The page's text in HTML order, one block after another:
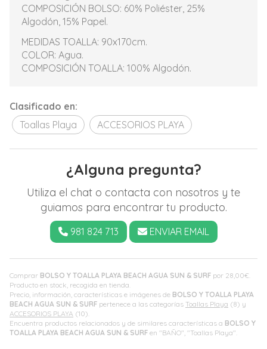
Comprar BOLSO Y TOALLA PLAYA BEACH AGUA SUN & SURF por 28,00€
Producto en stock, recogida en tienda.
Precio, información, características e imágenes de BOLSO Y TOALLA PLAYA
BEACH AGUA SUN & SURF pertenece a las categorías Toallas Playa (8) y
ACCESORIOS PLAYA (10).
Encuentra productos relacionados y de similares características a BOLSO Y
TOALLA PLAYA BEACH AGUA SUN & SURF en "BAÑO", "Toallas Playa".
COMPOSICIÓN BOLSO: 60% Poliéster, 25%
Algodón, 15% Papel.
MEDIDAS TOALLA: 90x170cm.
COLOR: Agua.
COMPOSICIÓN TOALLA: 100% Algodón.
Clasificado en:
Toallas Playa
ACCESORIOS PLAYA
¿Alguna pregunta?
Utiliza el chat o contacta con nosotros y te
guiamos para encontrar tu producto.
981 824 713 ENVIAR EMAIL